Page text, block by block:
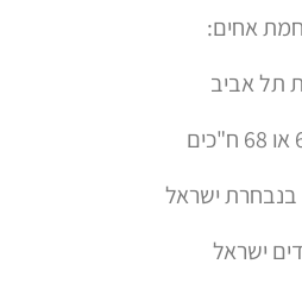
אחים:
תל אביב
בנבחרת ישראל
ישראל